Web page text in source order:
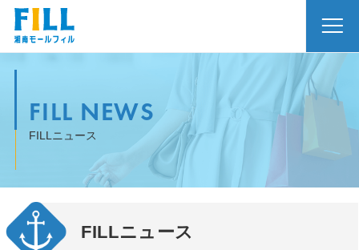
FILL NEWS
FILLニュース
FILLニュース